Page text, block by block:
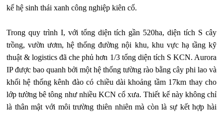
kế hệ sinh thái xanh công nghiệp kiên cố.
Trong quy trình I, với tổng diện tích gần 520ha, diện tích S cây
trồng, vườn ươm, hệ thống đường nội khu, khu vực hạ tầng kỹ
thuật & logistics đã che phủ hơn 1/3 tổng diện tích S KCN. Aurora
IP được bao quanh bởi một hệ thống tường rào bằng cây phi lao và
khối hệ thống kênh đào có chiều dài khoảng tầm 17km thay cho
lớp tường bê tông như nhiều KCN cổ xưa. Thiết kế này không chỉ
là thân mật với môi trường thiên nhiên mà còn là sự kết hợp hài